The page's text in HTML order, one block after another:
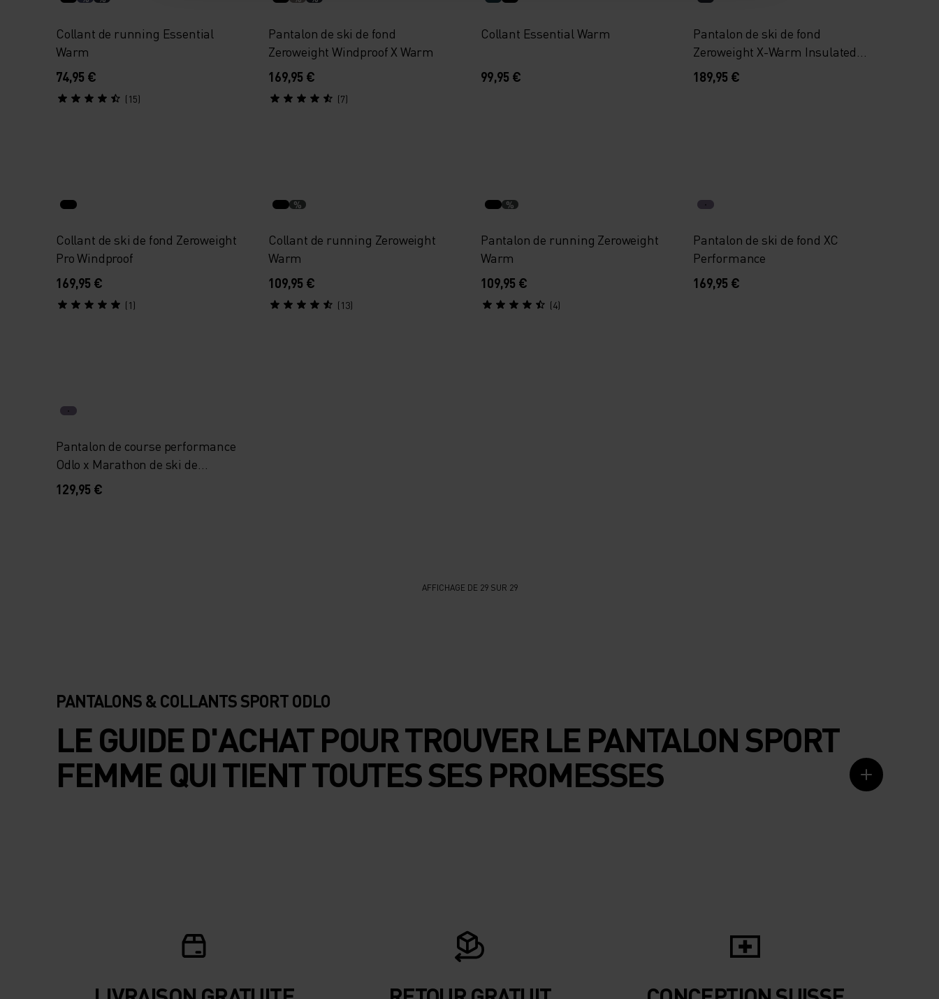
Collant de running Essential
Warm
74,95 €
(15)
Pantalon de ski de fond
Zeroweight Windproof X Warm
169,95 €
(7)
Collant Essential Warm
99,95 €
Pantalon de ski de fond
Zeroweight X-Warm Insulated
80th Anniversary
189,95 €
Collant de ski de fond Zeroweight
Pro Windproof
169,95 €
(1)
%
Collant de running Zeroweight
Warm
109,95 €
(13)
%
Pantalon de running Zeroweight
Warm
109,95 €
(4)
Pantalon de ski de fond XC
Performance
169,95 €
Pantalon de course performance
Odlo x Marathon de ski de
l’Engadine
129,95 €
AFFICHAGE DE 29 SUR 29
PANTALONS & COLLANTS SPORT ODLO
LE GUIDE D'ACHAT POUR TROUVER LE PANTALON SPORT
FEMME QUI TIENT TOUTES SES PROMESSES